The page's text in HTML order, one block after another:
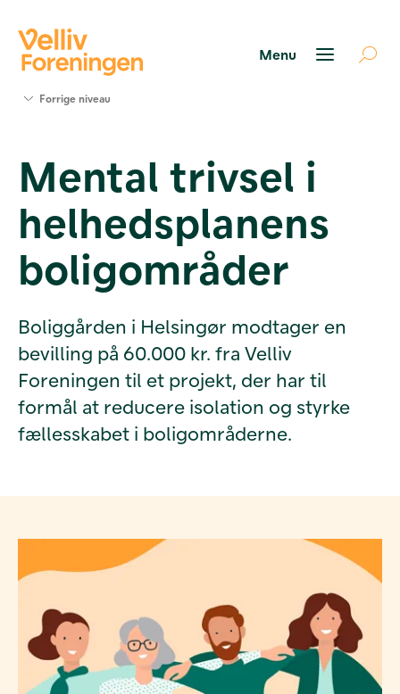
Værktøjer
og viden
Om Velliv
Foreningen
os
Forrige niveau
Mental trivsel i
helhedsplanens
boligområder
Boliggården i Helsingør modtager en
bevilling på 60.000 kr. fra Velliv
Foreningen til et projekt, der har til
formål at reducere isolation og styrke
fællesskabet i boligområderne.